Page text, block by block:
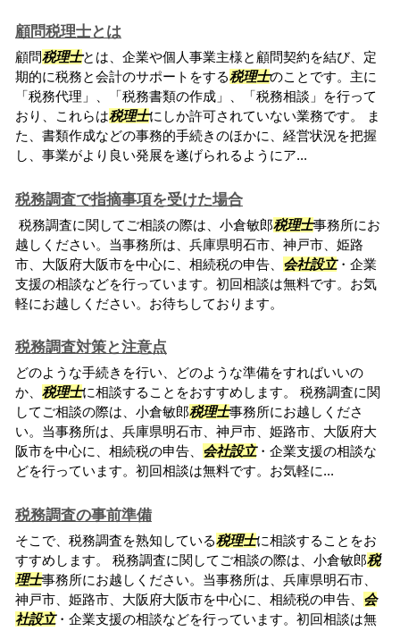
顧問税理士とは
顧問税理士とは、企業や個人事業主様と顧問契約を結び、定
期的に税務と会計のサポートをする税理士のことです。主に
「税務代理」、「税務書類の作成」、「税務相談」を行って
おり、これらは税理士にしか許可されていない業務です。 ま
た、書類作成などの事務的手続きのほかに、経営状況を把握
し、事業がより良い発展を遂げられるようにア...
税務調査で指摘事項を受けた場合
税務調査に関してご相談の際は、小倉敏郎税理士事務所にお
越しください。当事務所は、兵庫県明石市、神戸市、姫路
市、大阪府大阪市を中心に、相続税の申告、 会社設立・企業
支援の相談などを行っています。初回相談は無料です。お気
軽にお越しください。お待ちしております。
税務調査対策と注意点
どのような手続きを行い、どのような準備をすればいいの
か、 税理士に相談することをおすすめします。 税務調査に関
してご相談の際は、小倉敏郎税理士事務所にお越しくださ
い。当事務所は、兵庫県明石市、神戸市、姫路市、大阪府大
阪市を中心に、相続税の申告、 会社設立・企業支援の相談な
どを行っています。初回相談は無料です。お気軽に...
税務調査の事前準備
そこで、税務調査を熟知している税理士に相談することをお
すすめします。 税務調査に関してご相談の際は、小倉敏郎税
理士事務所にお越しください。当事務所は、兵庫県明石市、
神戸市、姫路市、大阪府大阪市を中心に、相続税の申告、 会
社設立・企業支援の相談などを行っています。初回相談は無